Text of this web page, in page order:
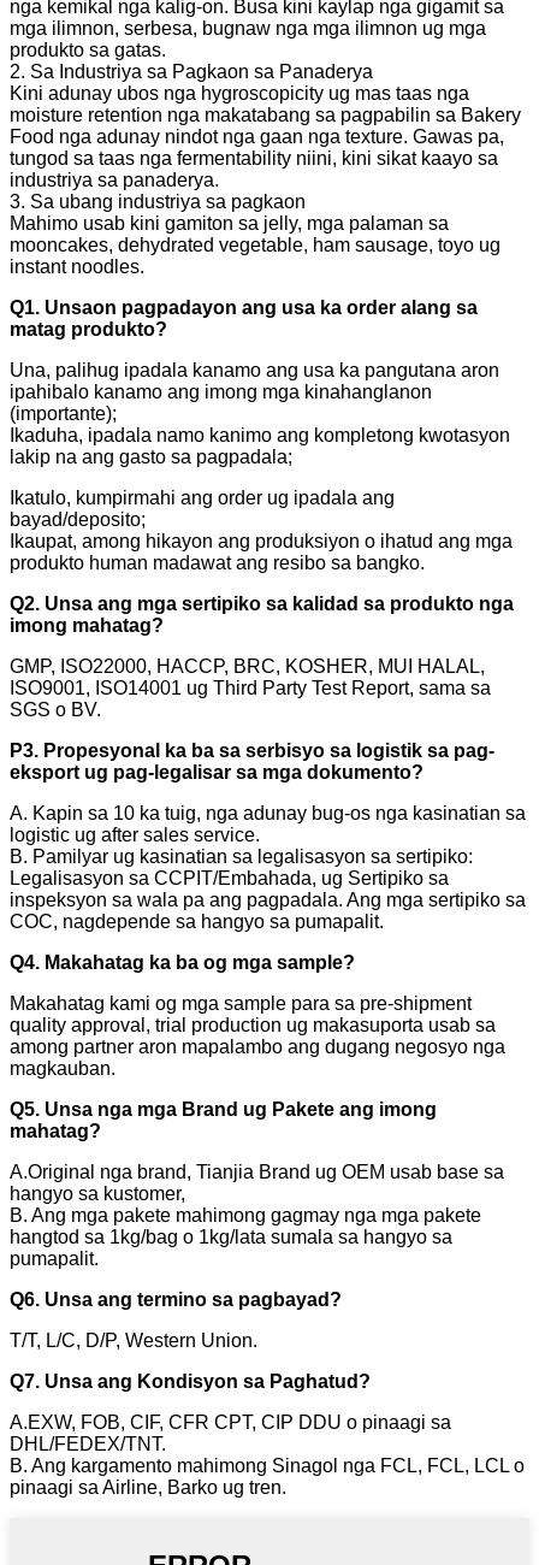
nga kemikal nga kalig-on. Busa kini kaylap nga gigamit sa
mga ilimnon, serbesa, bugnaw nga mga ilimnon ug mga
produkto sa gatas.
2. Sa Industriya sa Pagkaon sa Panaderya
Kini adunay ubos nga hygroscopicity ug mas taas nga
moisture retention nga makatabang sa pagpabilin sa Bakery
Food nga adunay nindot nga gaan nga texture. Gawas pa,
tungod sa taas nga fermentability niini, kini sikat kaayo sa
industriya sa panaderya.
3. Sa ubang industriya sa pagkaon
Mahimo usab kini gamiton sa jelly, mga palaman sa
mooncakes, dehydrated vegetable, ham sausage, toyo ug
instant noodles.
Q1. Unsaon pagpadayon ang usa ka order alang sa
matag produkto?
Una, palihug ipadala kanamo ang usa ka pangutana aron
ipahibalo kanamo ang imong mga kinahanglanon
(importante);
Ikaduha, ipadala namo kanimo ang kompletong kwotasyon
lakip na ang gasto sa pagpadala;
Ikatulo, kumpirmahi ang order ug ipadala ang
bayad/deposito;
Ikaupat, among hikayon ang produksiyon o ihatud ang mga
produkto human madawat ang resibo sa bangko.
Q2. Unsa ang mga sertipiko sa kalidad sa produkto nga
imong mahatag?
GMP, ISO22000, HACCP, BRC, KOSHER, MUI HALAL,
ISO9001, ISO14001 ug Third Party Test Report, sama sa
SGS o BV.
P3. Propesyonal ka ba sa serbisyo sa logistik sa pag-
eksport ug pag-legalisar sa mga dokumento?
A. Kapin sa 10 ka tuig, nga adunay bug-os nga kasinatian sa
logistic ug after sales service.
B. Pamilyar ug kasinatian sa legalisasyon sa sertipiko:
Legalisasyon sa CCPIT/Embahada, ug Sertipiko sa
inspeksyon sa wala pa ang pagpadala. Ang mga sertipiko sa
COC, nagdepende sa hangyo sa pumapalit.
Q4. Makahatag ka ba og mga sample?
Makahatag kami og mga sample para sa pre-shipment
quality approval, trial production ug makasuporta usab sa
among partner aron mapalambo ang dugang negosyo nga
magkauban.
Q5. Unsa nga mga Brand ug Pakete ang imong
mahatag?
A.Original nga brand, Tianjia Brand ug OEM usab base sa
hangyo sa kustomer,
B. Ang mga pakete mahimong gagmay nga mga pakete
hangtod sa 1kg/bag o 1kg/lata sumala sa hangyo sa
pumapalit.
Q6. Unsa ang termino sa pagbayad?
T/T, L/C, D/P, Western Union.
Q7. Unsa ang Kondisyon sa Paghatud?
A.EXW, FOB, CIF, CFR CPT, CIP DDU o pinaagi sa
DHL/FEDEX/TNT.
B. Ang kargamento mahimong Sinagol nga FCL, FCL, LCL o
pinaagi sa Airline, Barko ug tren.